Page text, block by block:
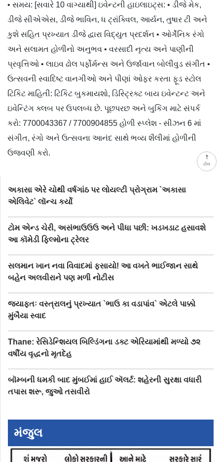
ટોચ
• સમય: [સવારે 10 વાગ્યાથી] ઇવેન્ટની હાઇલાઇટ્સ: • ડીજે મેક,
ડીજે સીએએસ, ડીજે ભાવિન, ધ ટ્રાંક્વિલ, આર્યન, તુષાર ટી અને
કુશે સહિત પ્રખ્યાત ડીજે દ્વારા વિદ્યુત પ્રદર્શન • ઓર્ગેનિક રંગો
અને સલામત હોળીનો અનુભવ • વરસાદી નૃત્ય અને પાણીની
પ્રવૃત્તિઓ • લાઇવ ઢોલ પર્ફોર્મન્સ અને ઉર્જાવાન બોલીવુડ સંગીત •
ઉત્સવની સ્વાદિષ્ટ વાનગીઓ અને પીણાં ઓફર કરતા ફૂડ સ્ટોલ
ટિકિટ માહિતી: ટિકિટ બુકમાયશો, ડિસ્ટ્રિક્ટ બાય ઇવેન્ટન્ટ અને
ઇવેન્ટિંગ ક્લબ પર ઉપલબ્ધ છે. પૂછપરછ અને બુકિંગ માટે સંપર્ક
કરો: 7700043367 / 7700904855 હોળી સ્પ્લેશ - સીઝન 6 માં
સંગીત, રંગો અને ઉત્સવના આનંદ સાથે ભવ્ય શૈલીમાં હોળીની
ઉજવણી કરો.
અકાસા એરે ચોથી વર્ષગાંઠ પર લોયલ્ટી પ્રોગ્રામ `અકાસા
એલિવેટ` લૉન્ચ કર્યો
ટોમ એન્ડ ચેરી, અસંભાઉઉઉ અને પીધા પછી: ખડખડાટ હસાવશે
આ કૉમેડી ફિલ્મોના ટ્રેલર
સલમાન ખાન નવા વિવાદમાં ફસાયો! આ વખતે ભાઈજાન સાથે
બહેન અલવીરાને પણ મળી નોટીસ
જ્યાફતઃ વસ્ત્રાલનું પ્રખ્યાત `ભાઉ કા વડાપાંવ` એટલે પાક્કો
મુંબૈયા સ્વાદ
Thane: રેસિડેન્શિયલ બિલ્ડિંગના ડક્ટ એરિયામાંથી મળ્યો ૭૨
વર્ષીય વૃદ્ધનો મૃતદેહ
બૉમ્બની ધમકી બાદ મુંબઈમાં હાઈ ઍલર્ટ: શહેરની સુરક્ષા વધારી
તપાસ શરૂ, જુઓ તસવીરો
મંજુલ